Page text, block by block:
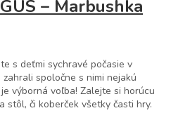
– Marbushka
s deťmi sychravé počasie v
spoločne s nimi nejakú
výborná voľba! Zalejte si horúcu
stôl, či koberček všetky časti hry.